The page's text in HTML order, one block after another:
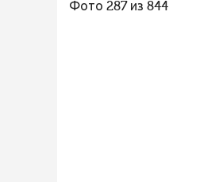
Фото 287 из 844